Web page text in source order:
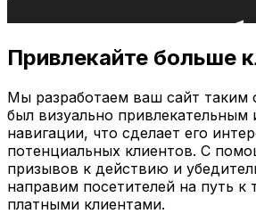
Привлекайте больше
Мы разработаем ваш сайт таким
был визуально
навигации, что сделает его
потенциальных клиентов. С
призывов к действию и
направим посетителей на путь к
платными клиентами.